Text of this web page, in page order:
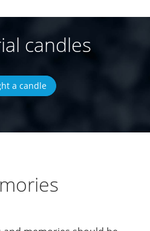
candles
a candle